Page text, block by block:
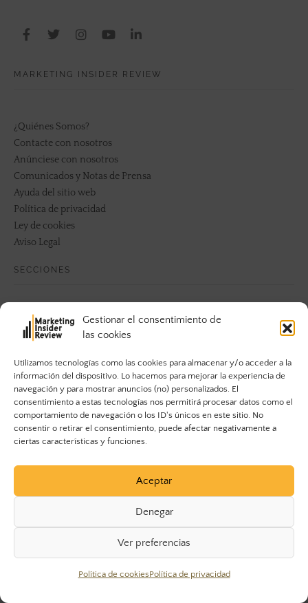
Gestionar el consentimiento de
las cookies
Utilizamos tecnologías como las cookies para almacenar y/o acceder a la
información del dispositivo. Lo hacemos para mejorar la experiencia de
navegación y para mostrar anuncios (no) personalizados. El
consentimiento a estas tecnologías nos permitirá procesar datos como el
comportamiento de navegación o los ID's únicos en este sitio. No
consentir o retirar el consentimiento, puede afectar negativamente a
ciertas características y funciones.
Aceptar
Denegar
Ver preferencias
Política de cookiesPolítica de privacidad
MARKETING INSIDER REVIEW
¿Quiénes Somos?
Contacte con nosotros
Anúnciese con nosotros
Comunicados y Notas de Prensa
Ayuda del sitio web
Política de privacidad
Ley de cookies
Aviso Legal
SECCIONES
Actualidad
Marketing digital
A fondo
After Works
MKTTalks
Ventas & Ecommerce
Talento
Emprendimiento